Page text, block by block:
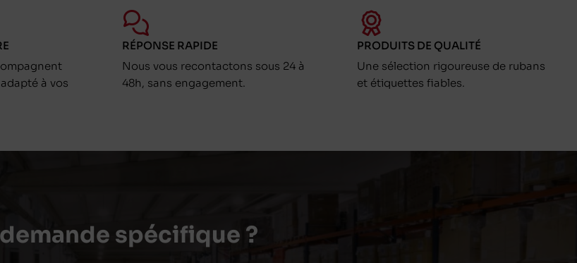
à vos
RÉPONSE RAPIDE
Nous vous recontactons sous 24 à
48h, sans engagement.
PRODUITS DE QUALITÉ
Une sélection rigoureuse de rubans
et étiquettes fiables.
spécifique ?